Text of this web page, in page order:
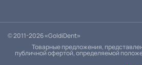
© 2011-2026 «GoldiDent»
Товарные предложения,
публичной офертой, определяемой